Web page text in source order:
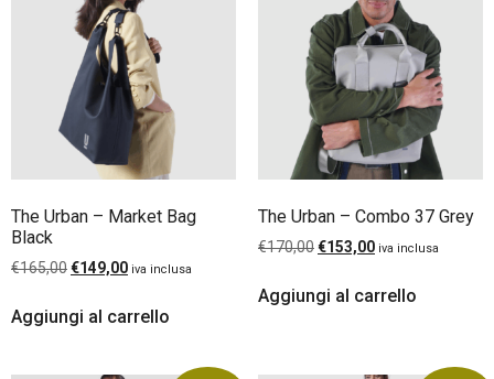
The Urban – Market Bag
Black
€165,00€149,00 iva inclusa
Aggiungi al carrello
The Urban – Combo 37 Grey
€170,00€153,00 iva inclusa
Aggiungi al carrello